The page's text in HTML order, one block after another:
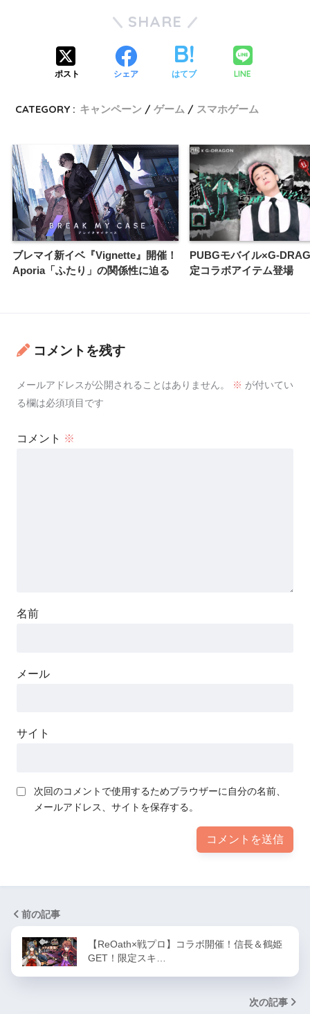
SHARE
ポスト シェア はてブ LINE
CATEGORY : キャンペーン ゲーム スマホゲーム
ブレマイ新イベ『Vignette』開催！
Aporia「ふたり」の関係性に迫る
PUBGモバイル×G-
定コラボアイテム登場
コメントを残す
メールアドレスが公開されることはありません。 ※ が付いてい
る欄は必須項目です
コメント ※
名前
メール
サイト
次回のコメントで使用するためブラウザーに自分の名前、
メールアドレス、サイトを保存する。
前の記事
【ReOath×戦プロ】コラボ開催！信長＆鶴姫
GET！限定スキ…
次の記事